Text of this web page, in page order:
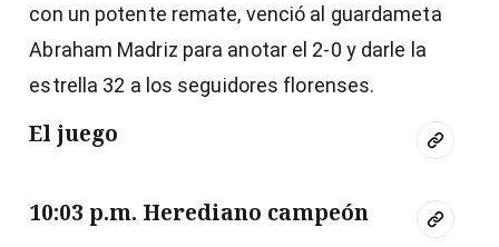
con un potente remate, venció al guardameta
Abraham Madriz para anotar el 2-0 y darle la
estrella 32 a los seguidores florenses.
El juego
10:03 p.m. Herediano campeón